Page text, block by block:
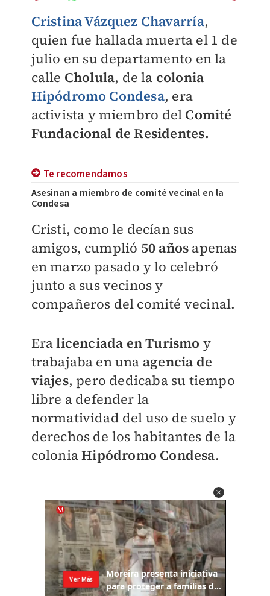
Cristina Vázquez Chavarría,
quien fue hallada muerta el 1 de
julio en su departamento en la
calle Cholula, de la colonia
Hipódromo Condesa, era
activista y miembro del Comité
Fundacional de Residentes.
Te recomendamos
Asesinan a miembro de comité vecinal en la
Condesa
Cristi, como le decían sus
amigos, cumplió 50 años apenas
en marzo pasado y lo celebró
junto a sus vecinos y
compañeros del comité vecinal.
Eralicenciada en Turismo y
trabajaba en una agencia de
viajes, pero dedicaba su tiempo
libre a defender la
normatividad del uso de suelo y
derechos de los habitantes de la
coloniaHipódromo Condesa.